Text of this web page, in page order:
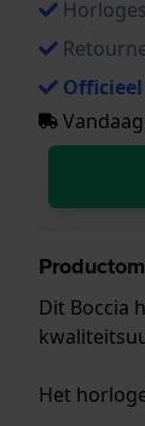
Dit Boccia
Het